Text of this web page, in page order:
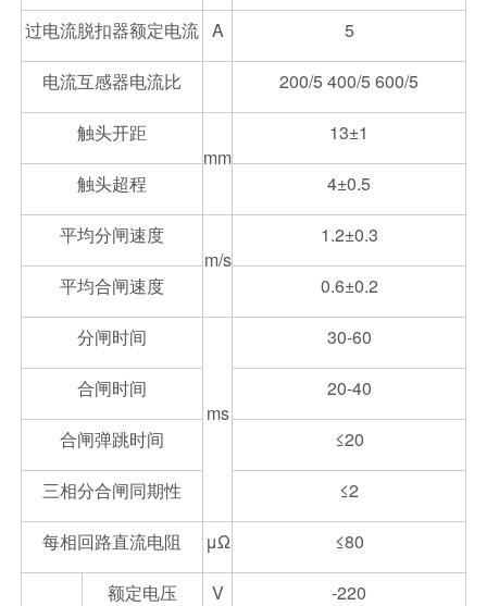
过电流脱扣器额定电流 A 5
电流互感器电流比 200/5 400/5 600/5
触头开距
mm
13±1
触头超程 4±0.5
平均分闸速度
m/s
1.2±0.3
平均合闸速度 0.6±0.2
分闸时间
ms
30-60
合闸时间 20-40
合闸弹跳时间 ≤20
三相分合闸同期性 ≤2
每相回路直流电阻 μΩ ≤80
额定电压 V -220